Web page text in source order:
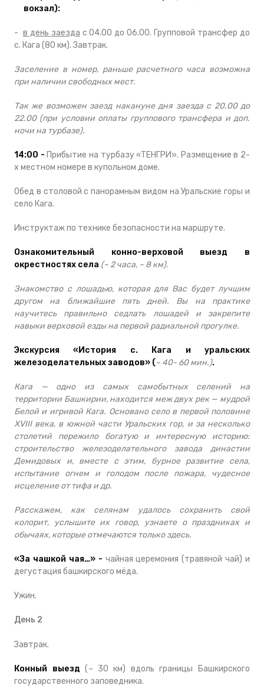
вокзал):
- в день заезда с 04.00 до 06.00. Групповой трансфер до
с. Кага (80 км). Завтрак.
Заселение в номер, раньше расчетного часа возможна
при наличии свободных мест.
Так же возможен заезд накануне дня заезда с 20.00 до
22.00 (при условии оплаты группового трансфера и доп.
ночи на турбазе).
14:00 - Прибытие на турбазу «ТЕНГРИ». Размещение в 2-
х местном номере в купольном доме.
Обед в столовой с панорамным видом на Уральские горы и
село Кага.
Инструктаж по технике безопасности на маршруте.
Ознакомительный конно-верховой выезд в
окрестностях села (~ 2 часа, ~ 8 км).
Знакомство с лошадью, которая для Вас будет лучшим
другом на ближайшие пять дней. Вы на практике
научитесь правильно седлать лошадей и закрепите
навыки верховой езды на первой радиальной прогулке.
Экскурсия «История с. Кага и уральских
железоделательных заводов» (~ 40- 60 мин.).
Кага — одно из самых самобытных селений на
территории Башкирии, находится меж двух рек — мудрой
Белой и игривой Кага. Основано село в первой половине
XVIII века, в южной части Уральских гор, и за несколько
столетий пережило богатую и интересную историю:
строительство железоделательного завода династии
Демидовых и, вместе с этим, бурное развитие села,
испытание огнем и голодом после пожара, чудесное
исцеление от тифа и др.
Расскажем, как селянам удалось сохранить свой
колорит, услышите их говор, узнаете о праздниках и
обычаях, которые отмечаются только здесь.
«За чашкой чая…» - чайная церемония (травяной чай) и
дегустация башкирского мёда.
Ужин.
День 2
Завтрак.
Конный выезд(~ 30 км) вдоль границы Башкирского
государственного заповедника.